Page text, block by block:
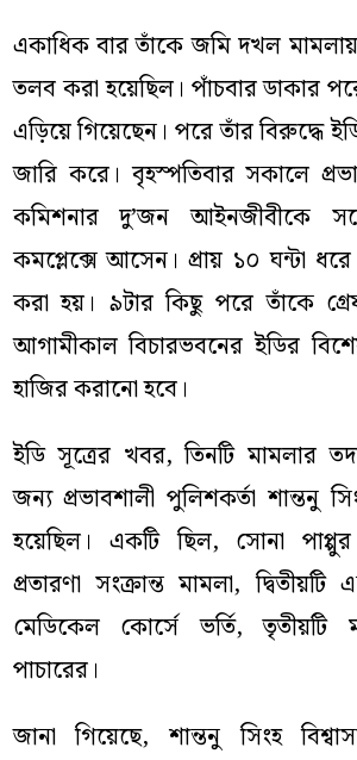
একাধিক বার তাঁকে জমি দখল
তলব করা হয়েছিল। পাঁচবার ডাকার
এড়িয়ে গিয়েছেন। পরে তাঁর বিরুদ্ধে
জারি করে। বৃহস্পতিবার সকালে
কমিশনার দু’জন আইনজীবীকে
কমপ্লেক্সে আসেন। প্রায় ১০ ঘন্টা ধরে
করা হয়। ৯টার কিছু পরে তাঁকে
আগামীকাল বিচারভবনের ইডির
হাজির করানো হবে।
ইডি সূত্রের খবর, তিনটি মামলার
জন্য প্রভাবশালী পুলিশকর্তা শান্তনু
হয়েছিল। একটি ছিল, সোনা
প্রতারণা সংক্রান্ত মামলা,
মেডিকেল কোর্সে ভর্তি, তৃতীয়টি
পাচারের।
জানা গিয়েছে, শান্তনু সিংহ